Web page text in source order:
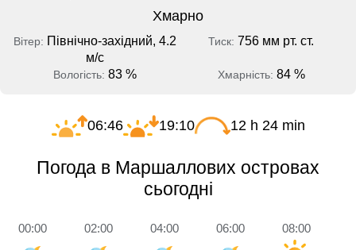
Хмарно
Вітер: Північно-західний, 4.2
м/с
Тиск: 756 мм рт. ст.
Вологість: 83 % Хмарність: 84 %
06:46 19:10 12 h 24 min
Погода в Маршаллових островах
сьогодні
00:00 02:00 04:00 06:00 08:00